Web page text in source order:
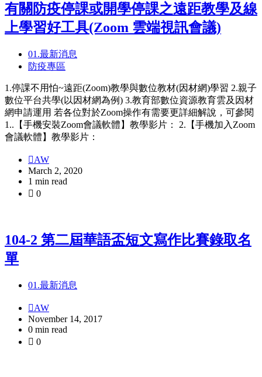
有關防疫停課或開學停課之遠距教學及線
上學習好工具(Zoom 雲端視訊會議)
01.最新消息
防疫專區
1.停課不用怕~遠距(Zoom)教學與數位教材(因材網)學習 2.親子
數位平台共學(以因材網為例) 3.教育部數位資源教育雲及因材
網申請運用 若各位對於Zoom操作有需要更詳細解說，可參閱
1..【手機安裝Zoom會議軟體】教學影片： 2.【手機加入Zoom
會議軟體】教學影片：
AW
March 2, 2020
1 min read
0
104-2 第二屆華語盃短文寫作比賽錄取名
單
01.最新消息
AW
November 14, 2017
0 min read
0